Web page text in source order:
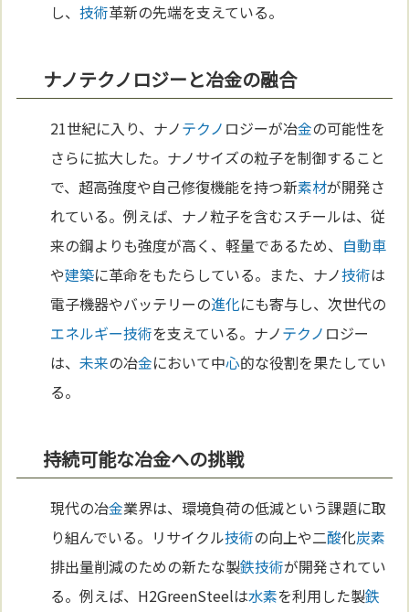
し、技術革新の先端を支えている。
ナノテクノロジーと冶金の融合
21世紀に入り、ナノテクノ ロジーが冶金の可能性を
さらに拡大した。ナノサイズの粒子を制御すること
で、超高強度や自己修復機能を持つ新素材が開発さ
れている。例えば、ナノ粒子を含むスチールは、従
来の鋼よりも強度が高く、軽量であるため、 自動車
や建築に革命をもたらしている。また、ナノ技術は
電子機器やバッテリーの進化にも寄与し、次世代の
エネルギー技術を支えている。ナノテクノ ロジー
は、未来の冶金において中心的な役割を果たしてい
る。
持続可能な冶金への挑戦
現代の冶金業界は、環境負荷の低減という課題に取
り組んでいる。リサイクル技術の向上や二酸化炭素
排出量削減のための新たな製鉄技術が開発されてい
る。例えば、H2GreenSteelは水素を利用した製鉄